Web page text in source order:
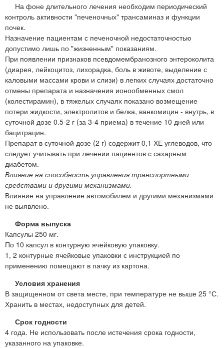
На фоне длительного лечения необходим периодический
контроль активности "печеночных" трансаминаз и функции
почек.
Назначение пациентам с печеночной недостаточностью
допустимо лишь по "жизненным" показаниям.
При появлении признаков псевдомембранозного энтероколита
(диарея, лейкоцитоз, лихорадка, боль в животе, выделение с
каловыми массами крови и слизи) в легких случаях достаточно
отмены препарата и назначения ионообменных смол
(колестирамин), в тяжелых случаях показано возмещение
потери жидкости, электролитов и белка, ванкомицин - внутрь, в
суточной дозе 0.5-2 г (за 3-4 приема) в течение 10 дней или
бацитрацин.
Препарат в суточной дозе (2 г) содержит 0,1 ХЕ углеводов, что
следует учитывать при лечении пациентов с сахарным
диабетом.
Влияние на способность управления транспортными
средствами и другими механизмами.
Влияние на управление автомобилем и другими механизмами
не выявлено.
Форма выпуска
Капсулы 250 мг.
По 10 капсул в контурную ячейковую упаковку.
1, 2 контурные ячейковые упаковки с инструкцией по
применению помещают в пачку из картона.
Условия хранения
В защищенном от света месте, при температуре не выше 25 °С.
Хранить в местах, недоступных для детей.
Срок годности
4 года. Не использовать после истечения срока годности,
указанного на упаковке.